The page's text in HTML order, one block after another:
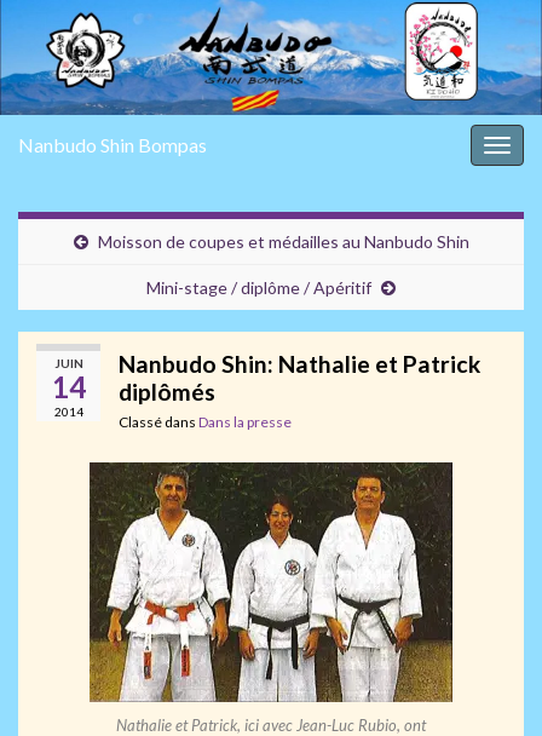
Nanbudo Shin Bompas
Moisson de coupes et médailles au Nanbudo Shin
Mini-stage / diplôme / Apéritif
JUIN
14
2014
Nanbudo Shin: Nathalie et Patrick
diplômés
Classé dans Dans la presse
Nathalie et Patrick, ici avec Jean-Luc Rubio, ont